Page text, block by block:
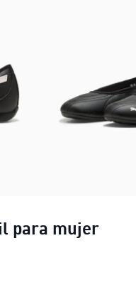
para mujer
Soleil para mujer